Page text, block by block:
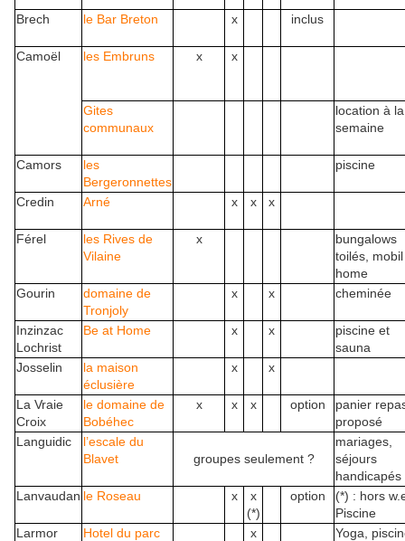
Brech le Bar Breton x inclus
Camoël les Embruns x x
Gites
communaux
location à la
semaine
Camors
les
Bergeronnettes
piscine
Credin Arné x x x
Férel
les Rives de
Vilaine
x
bungalows
toilés, mobil
home
Gourin
domaine de
Tronjoly
x x cheminée
Inzinzac
Lochrist
Be at Home x x
piscine et
sauna
Josselin
la maison
éclusière
x x
La Vraie
Croix
le domaine de
Bobéhec
x x x option
panier
proposé
Languidic
l’escale du
Blavet
groupes seulement ?
mariages,
séjours
handicapés
Lanvaudan le Roseau x
x
(*)
option
(*) : hors
Piscine
Larmor
Hotel du parc
x
Yoga,